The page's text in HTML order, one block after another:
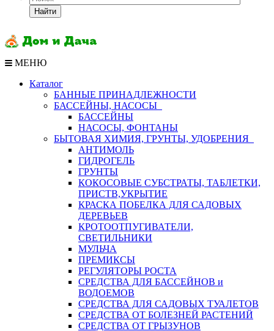
Найти
МЕНЮ
Каталог
БАННЫЕ ПРИНАДЛЕЖНОСТИ
БАССЕЙНЫ, НАСОСЫ
БАССЕЙНЫ
НАСОСЫ, ФОНТАНЫ
БЫТОВАЯ ХИМИЯ, ГРУНТЫ, УДОБРЕНИЯ
АНТИМОЛЬ
ГИДРОГЕЛЬ
ГРУНТЫ
КОКОСОВЫЕ СУБСТРАТЫ, ТАБЛЕТКИ,
ПРИСТВ,УКРЫТИЕ
КРАСКА ПОБЕЛКА ДЛЯ САДОВЫХ
ДЕРЕВЬЕВ
КРОТООТПУГИВАТЕЛИ,
СВЕТИЛЬНИКИ
МУЛЬЧА
ПРЕМИКСЫ
РЕГУЛЯТОРЫ РОСТА
СРЕДСТВА ДЛЯ БАССЕЙНОВ и
ВОДОЕМОВ
СРЕДСТВА ДЛЯ САДОВЫХ ТУАЛЕТОВ
СРЕДСТВА ОТ БОЛЕЗНЕЙ РАСТЕНИЙ
СРЕДСТВА ОТ ГРЫЗУНОВ